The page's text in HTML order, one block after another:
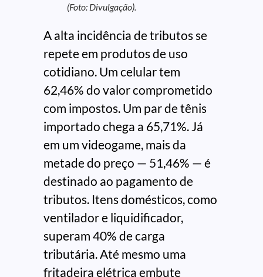
(Foto: Divulgação).
A alta incidência de tributos se
repete em produtos de uso
cotidiano. Um celular tem
62,46% do valor comprometido
com impostos. Um par de tênis
importado chega a 65,71%. Já
em um videogame, mais da
metade do preço — 51,46% — é
destinado ao pagamento de
tributos. Itens domésticos, como
ventilador e liquidificador,
superam 40% de carga
tributária. Até mesmo uma
fritadeira elétrica embute